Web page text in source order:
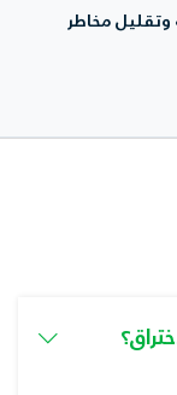
وتقليل مخاطر